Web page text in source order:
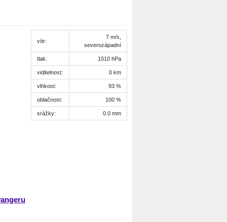
vítr:
7 m/s,
severozápadní
tlak: 1010 hPa
viditelnost: 0 km
vlhkost: 93 %
oblačnost: 100 %
srážky: 0.0 mm